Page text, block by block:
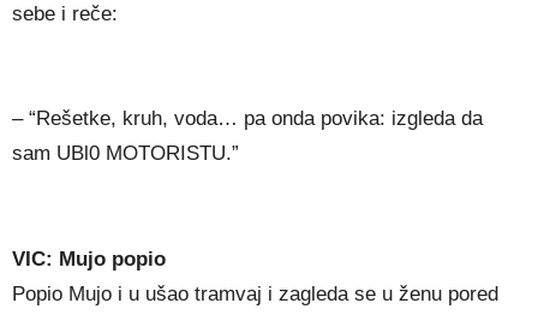
sebe i reče:
– “Rešetke, kruh, voda… pa onda povika: izgleda da
sam UBl0 MOTORISTU.”
VIC: Mujo popio
Popio Mujo i u ušao tramvaj i zagleda se u ženu pored